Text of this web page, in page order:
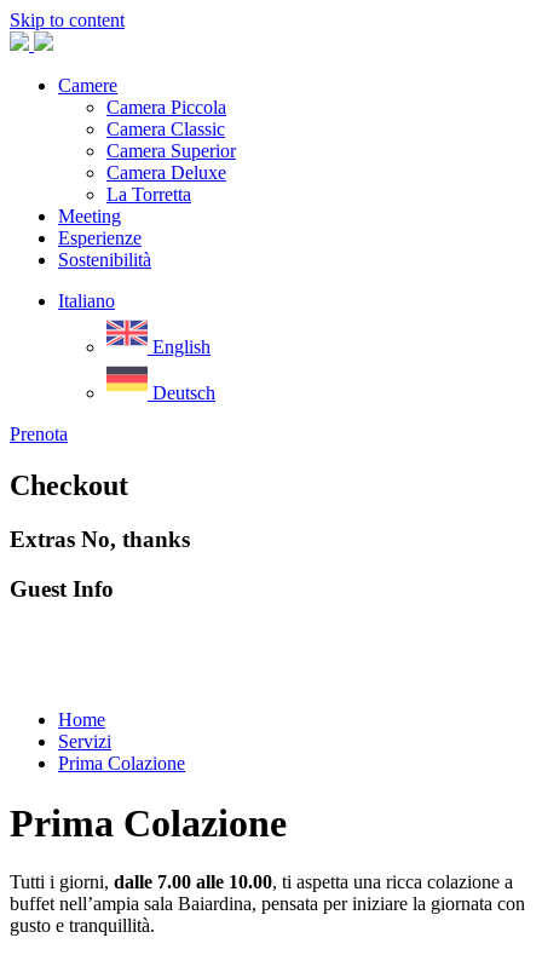
Skip to content
Camere
Camera Piccola
Camera Classic
Camera Superior
Camera Deluxe
La Torretta
Meeting
Esperienze
Sostenibilità
Italiano
English
Deutsch
Prenota
Checkout
Extras No, thanks
Guest Info
Home
Servizi
Prima Colazione
Prima Colazione
Tutti i giorni, dalle 7.00 alle 10.00, ti aspetta una ricca colazione a
buffet nell’ampia sala Baiardina, pensata per iniziare la giornata con
gusto e tranquillità.